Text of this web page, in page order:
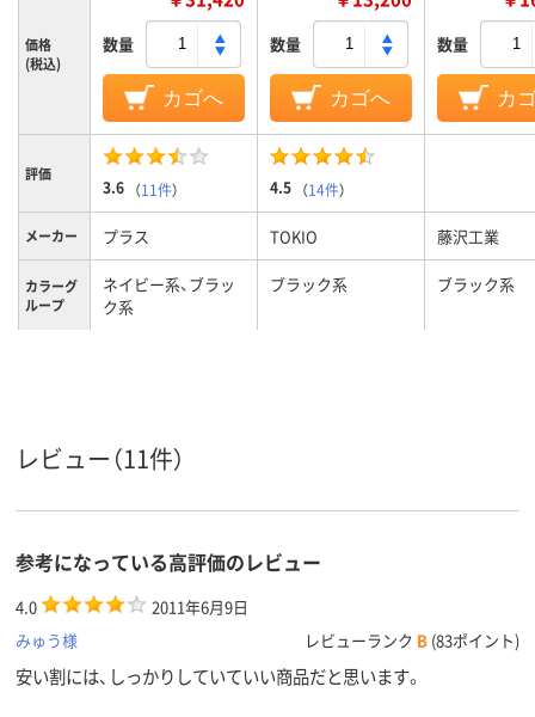
価格
(税込)
数量
カゴへ
数量
カゴへ
数量
カ
評価
3.6 （11件） 4.5 （14件）
メーカー プラス TOKIO 藤沢工業
カラーグ
ループ
ネイビー系、ブラッ
ク系
ブラック系 ブラック系
レビュー（11件）
参考になっている高評価のレビュー
4.0
2011年6月9日
みゅう様
レビューランク B (83ポイント)
安い割には、しっかりしていていい商品だと思います。